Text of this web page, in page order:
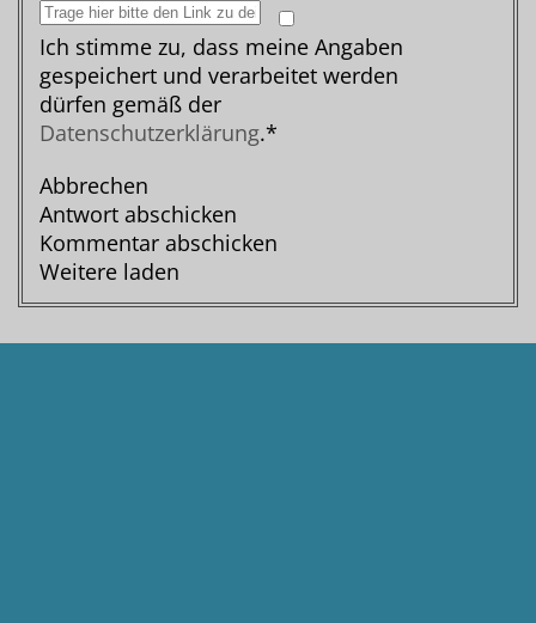
Ich stimme zu, dass meine Angaben
gespeichert und verarbeitet werden
dürfen gemäß der
Datenschutzerklärung.*
Abbrechen
Antwort abschicken
Kommentar abschicken
Weitere laden